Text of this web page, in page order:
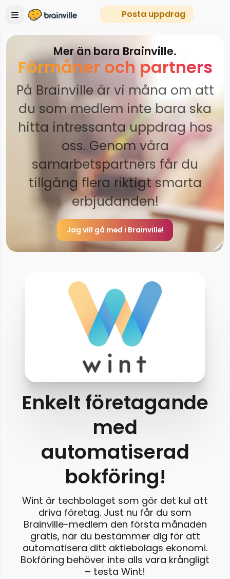
Posta uppdrag
Mer än bara Brainville.
Förmåner och partners
På Brainville är vi måna om att
du som medlem inte bara ska
hitta intressanta uppdrag hos
oss. Genom våra
samarbetspartners får du
tillgång flera riktigt smarta
erbjudanden!
Jag vill gå med i Brainville!
Enkelt företagande
med
automatiserad
bokföring!
Wint är techbolaget som gör det kul att
driva företag. Just nu får du som
Brainville-medlem den första månaden
gratis, när du bestämmer dig för att
automatisera ditt aktiebolags ekonomi.
Bokföring behöver inte alls vara krångligt
– testa Wint!